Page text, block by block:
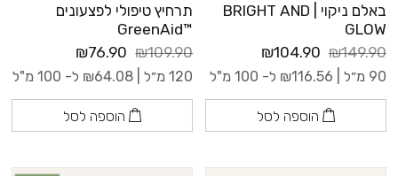
באלם ניקוי | BRIGHT AND
GLOW
₪149.90
₪104.90
90 מ״ל | ₪116.56 ל- 100 מ"ל
הוספה לסל
תרחיץ טיפולי לפצעונים
™GreenAid
₪109.90
₪76.90
120 מ״ל | ₪64.08 ל- 100 מ"ל
הוספה לסל